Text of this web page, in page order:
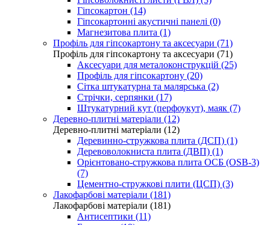
Гіпсокартон (14)
Гіпсокартонні акустичні панелі (0)
Магнезитова плита (1)
Профіль для гіпсокартону та аксесуари (71)
Профіль для гіпсокартону та аксесуари (71)
Аксесуари для металоконструкцій (25)
Профіль для гіпсокартону (20)
Сітка штукатурна та малярська (2)
Стрічки, серпянки (17)
Штукатурний кут (перфоукут), маяк (7)
Деревно-плитні матеріали (12)
Деревно-плитні матеріали (12)
Деревинно-стружкова плита (ДСП) (1)
Деревоволокниста плита (ДВП) (1)
Орієнтовано-стружкова плита ОСБ (OSB-3)
(7)
Цементно-стружкові плити (ЦСП) (3)
Лакофарбові матеріали (181)
Лакофарбові матеріали (181)
Антисептики (11)